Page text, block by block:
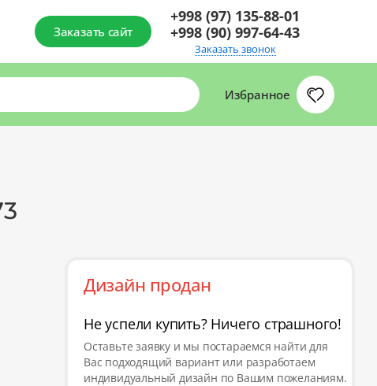
Заказать сайт
+998 (97) 135-88-01
+998 (90) 997-64-43
Заказать звонок
Избранное
Дизайн продан
Не успели купить? Ничего страшного!
Оставьте заявку и мы постараемся найти для
Вас подходящий вариант или разработаем
индивидуальный дизайн по Вашим пожеланиям.